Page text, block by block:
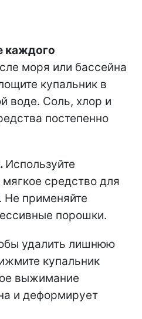
каждого
моря или бассейна
купальник в
воде. Соль, хлор и
постепенно
Используйте
средство для
Не применяйте
порошки.
удалить лишнюю
купальник
выжимание
и деформирует